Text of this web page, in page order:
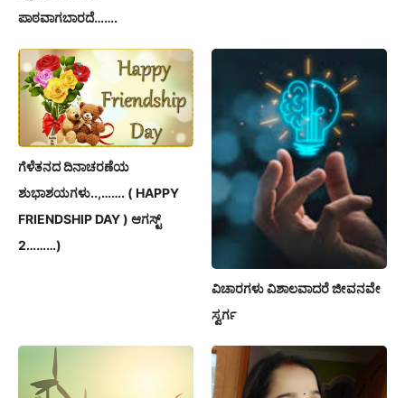
ಪಾಠವಾಗಬಾರದೆ…….
ಗೆಳೆತನದ ದಿನಾಚರಣೆಯ
ಶುಭಾಶಯಗಳು..,……. ( HAPPY
FRIENDSHIP DAY ) ಆಗಸ್ಟ್
2………)
ವಿಚಾರಗಳು ವಿಶಾಲವಾದರೆ ಜೀವನವೇ
ಸ್ವರ್ಗ